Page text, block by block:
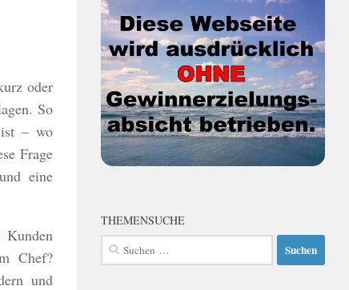
oder
So
ist – wo
Frage
eine
Kunden
Chef?
und
THEMENSUCHE
Suchen
nach: